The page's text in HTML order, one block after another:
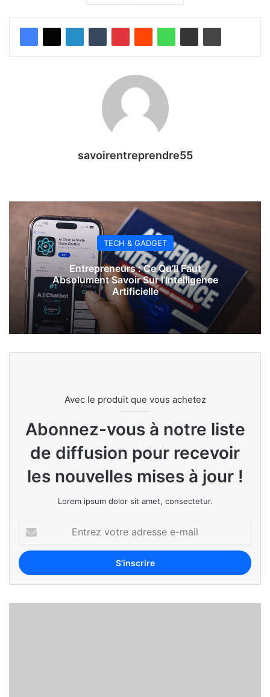
savoirentreprendre55
TECH & GADGET
Entrepreneurs : Ce Qu’Il Faut
Absolument Savoir Sur l’Intelligence
Artificielle
Avec le produit que vous achetez
Abonnez-vous à notre liste
de diffusion pour recevoir
les nouvelles mises à jour !
Lorem ipsum dolor sit amet, consectetur.